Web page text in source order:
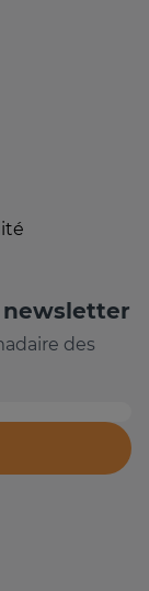
newsletter
des